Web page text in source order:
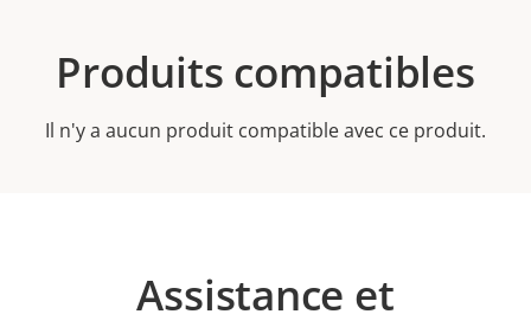
Produits compatibles
Il n'y a aucun produit compatible avec ce produit.
Assistance et